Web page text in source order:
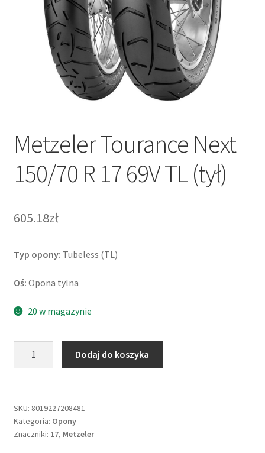
Metzeler Tourance Next
150/70 R 17 69V TL (tył)
605.18zł
Typ opony: Tubeless (TL)
Oś: Opona tylna
20 w magazynie
150/70
R
17
Dodaj do koszyka
SKU: 8019227208481
Kategoria: Opony
Znaczniki: 17, Metzeler